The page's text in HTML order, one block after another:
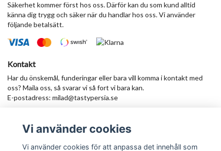
Säkerhet kommer först hos oss. Därför kan du som kund alltid
känna dig trygg och säker när du handlar hos oss. Vi använder
följande betalsätt.
Kontakt
Har du önskemål, funderingar eller bara vill komma i kontakt med
oss? Maila oss, så svarar vi så fort vi bara kan.
E-postadress: milad@tastypersia.se
Anmäl dig till vårt nyhetsbrev
Prenumerera
Vi använder cookies
Vi använder cookies för att anpassa det innehåll som